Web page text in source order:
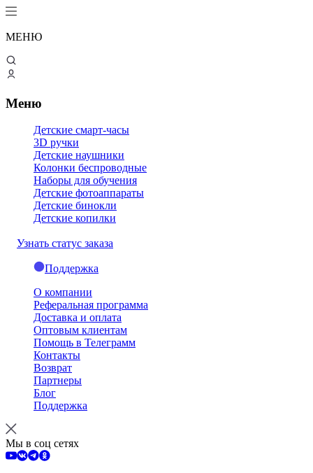
МЕНЮ
Меню
Детские смарт-часы
3D ручки
Детские наушники
Колонки беспроводные
Наборы для обучения
Детские фотоаппараты
Детские бинокли
Детские копилки
Узнать статус заказа
Поддержка
О компании
Реферальная программа
Доставка и оплата
Оптовым клиентам
Помощь в Телеграмм
Контакты
Возврат
Партнеры
Блог
Поддержка
Мы в соц сетях